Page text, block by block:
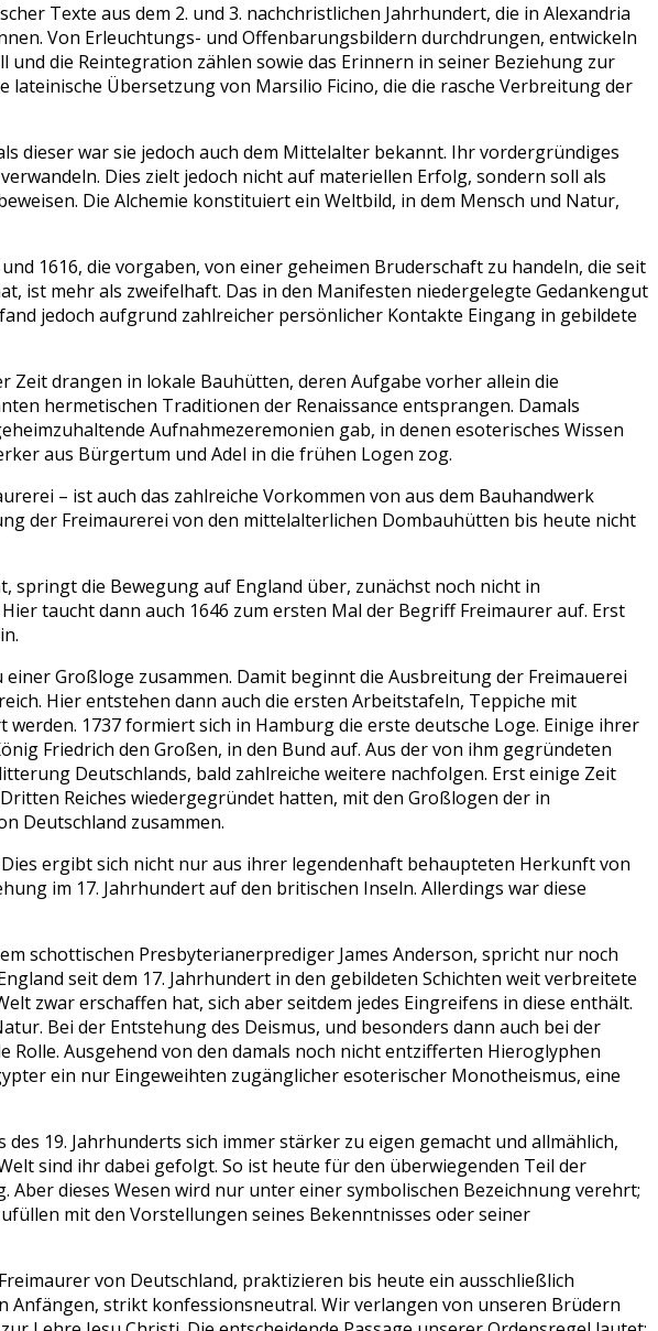
Texte aus dem 2. und 3. nachchristlichen Jahrhundert, die in Alexandria
Von Erleuchtungs- und Offenbarungsbildern durchdrungen, entwickeln
die Reintegration zählen sowie das Erinnern in seiner Beziehung zur
Übersetzung von Marsilio Ficino, die die rasche Verbreitung der
dieser war sie jedoch auch dem Mittelalter bekannt. Ihr vordergründiges
Dies zielt jedoch nicht auf materiellen Erfolg, sondern soll als
Die Alchemie konstituiert ein Weltbild, in dem Mensch und Natur,
1616, die vorgaben, von einer geheimen Bruderschaft zu handeln, die seit
ist mehr als zweifelhaft. Das in den Manifesten niedergelegte Gedankengut
jedoch aufgrund zahlreicher persönlicher Kontakte Eingang in gebildete
Zeit drangen in lokale Bauhütten, deren Aufgabe vorher allein die
hermetischen Traditionen der Renaissance entsprangen. Damals
Aufnahmezeremonien gab, in denen esoterisches Wissen
aus Bürgertum und Adel in die frühen Logen zog.
– ist auch das zahlreiche Vorkommen von aus dem Bauhandwerk
der Freimaurerei von den mittelalterlichen Dombauhütten bis heute nicht
springt die Bewegung auf England über, zunächst noch nicht in
taucht dann auch 1646 zum ersten Mal der Begriff Freimaurer auf. Erst
Großloge zusammen. Damit beginnt die Ausbreitung der Freimauerei
Hier entstehen dann auch die ersten Arbeitstafeln, Teppiche mit
1737 formiert sich in Hamburg die erste deutsche Loge. Einige ihrer
Friedrich den Großen, in den Bund auf. Aus der von ihm gegründeten
Deutschlands, bald zahlreiche weitere nachfolgen. Erst einige Zeit
Reiches wiedergegründet hatten, mit den Großlogen der in
Deutschland zusammen.
ergibt sich nicht nur aus ihrer legendenhaft behaupteten Herkunft von
im 17. Jahrhundert auf den britischen Inseln. Allerdings war diese
schottischen Presbyterianerprediger James Anderson, spricht nur noch
seit dem 17. Jahrhundert in den gebildeten Schichten weit verbreitete
zwar erschaffen hat, sich aber seitdem jedes Eingreifens in diese enthält.
Bei der Entstehung des Deismus, und besonders dann auch bei der
Ausgehend von den damals noch nicht entzifferten Hieroglyphen
ein nur Eingeweihten zugänglicher esoterischer Monotheismus, eine
19. Jahrhunderts sich immer stärker zu eigen gemacht und allmählich,
sind ihr dabei gefolgt. So ist heute für den überwiegenden Teil der
dieses Wesen wird nur unter einer symbolischen Bezeichnung verehrt;
mit den Vorstellungen seines Bekenntnisses oder seiner
von Deutschland, praktizieren bis heute ein ausschließlich
Anfängen, strikt konfessionsneutral. Wir verlangen von unseren Brüdern